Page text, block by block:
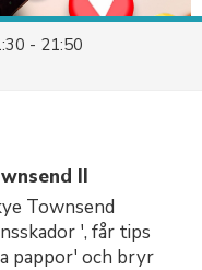
- 21:50
II
Townsend
', får tips
pappor' och bryr